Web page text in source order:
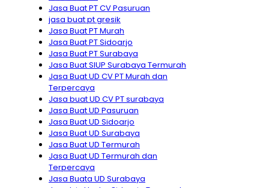
Jasa Buat PT CV Pasuruan
jasa buat pt gresik
Jasa Buat PT Murah
Jasa Buat PT Sidoarjo
Jasa Buat PT Surabaya
Jasa Buat SIUP Surabaya Termurah
Jasa Buat UD CV PT Murah dan
Terpercaya
Jasa buat UD CV PT surabaya
Jasa Buat UD Pasuruan
Jasa Buat UD Sidoarjo
Jasa Buat UD Surabaya
Jasa Buat UD Termurah
Jasa Buat UD Termurah dan
Terpercaya
Jasa Buata UD Surabaya